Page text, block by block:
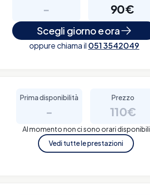
- 90€
Scegli giorno e ora
oppure chiama il 051 3542049
Prima disponibilità
-
Prezzo
110€
Al momento non ci sono orari disponibili
Vedi tutte le prestazioni